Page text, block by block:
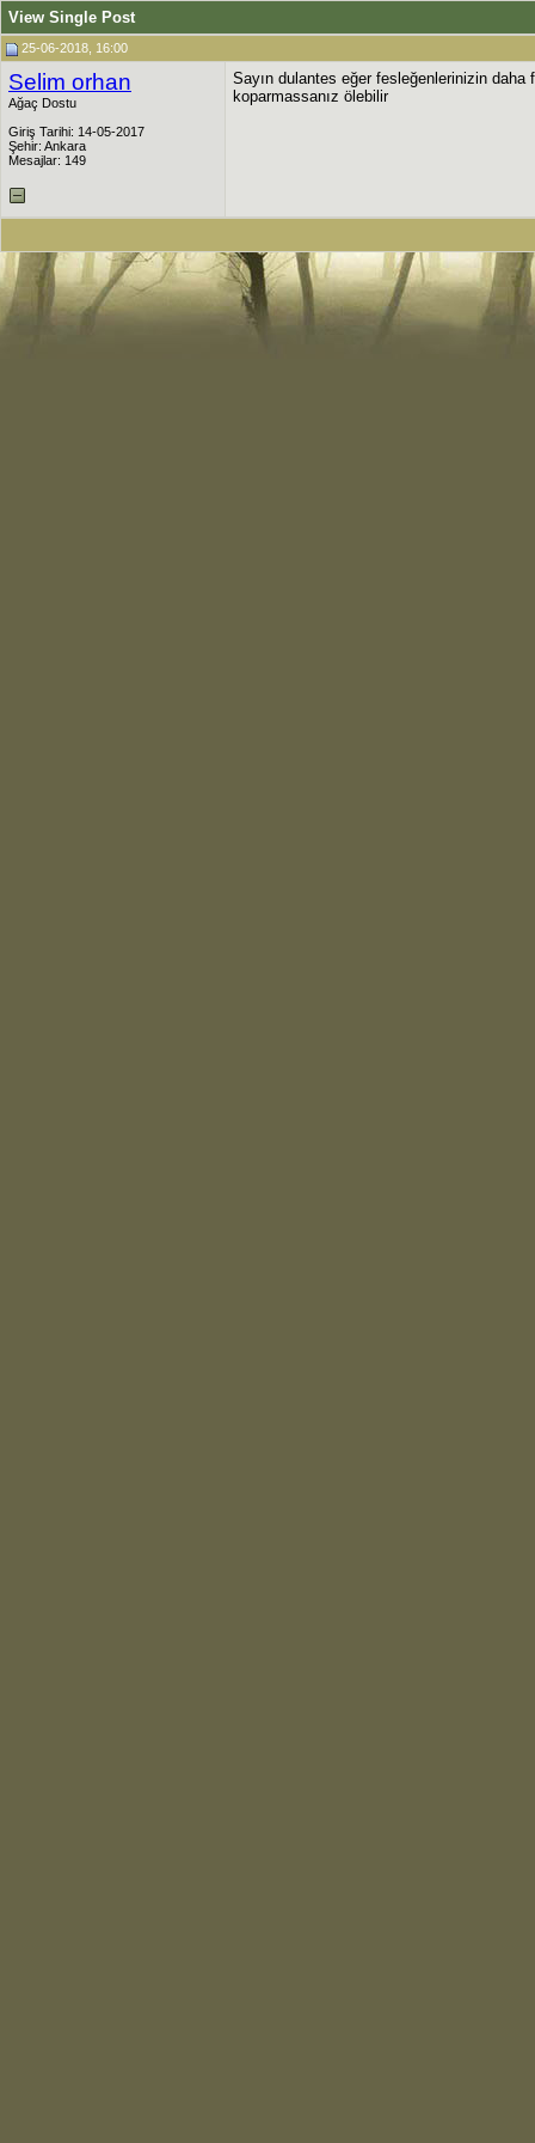
View Single Post
25-06-2018, 16:00
Selim orhan
Ağaç Dostu
Giriş Tarihi: 14-05-2017
Şehir: Ankara
Mesajlar: 149
Sayın dulantes eğer fesleğenlerinizin
koparmassanız ölebilir